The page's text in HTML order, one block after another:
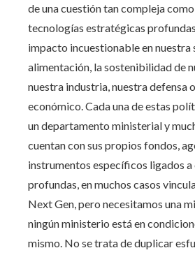
de una cuestión tan compleja
tecnologías estratégicas
impacto incuestionable en nuestra
alimentación, la sostenibilidad de
nuestra industria, nuestra defensa
económico. Cada una de estas
un departamento ministerial y
cuentan con sus propios fondos,
instrumentos específicos ligados
profundas, en muchos casos
Next Gen, pero necesitamos una
ningún ministerio está en
mismo. No se trata de duplicar